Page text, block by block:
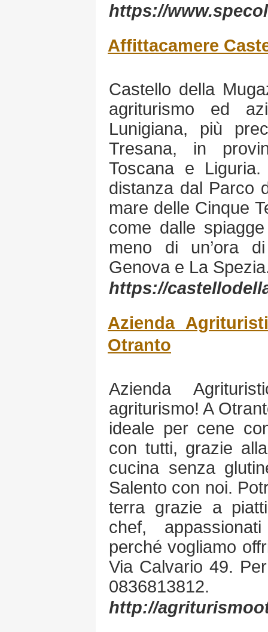
https://
Affittacamere
Castello della
agriturismo ed
Lunigiana, più
Tresana, in
Toscana e
distanza dal Parco
mare delle Cinque
come dalle
meno di un’ora
Genova e La
https://
Azienda
Otranto
Azienda
agriturismo! A
ideale per cene
con tutti, grazie
cucina senza
Salento con noi.
terra grazie a
chef,
perché vogliamo
Via Calvario 49.
0836813812.
http://